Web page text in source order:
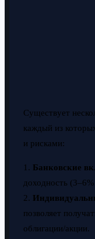
Существует
каждый из
и рисками:
1. Банковские
доходность
2.
позволяет
облигации/акции.